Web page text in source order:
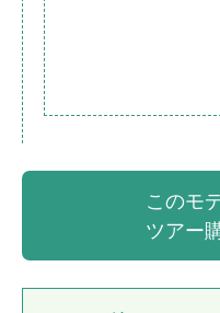
このモ
ツアー